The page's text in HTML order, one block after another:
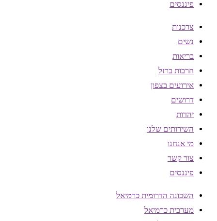
פיננסים
צרכנות
נשים
בריאות
חרבות ברזל
אירועים בצפון
דרושים
יהדות
השירותים שלנו
מי אנחנו
צור קשר
פיננסים
השכונה הדרומית כרמיאל
מערבית כרמיאל